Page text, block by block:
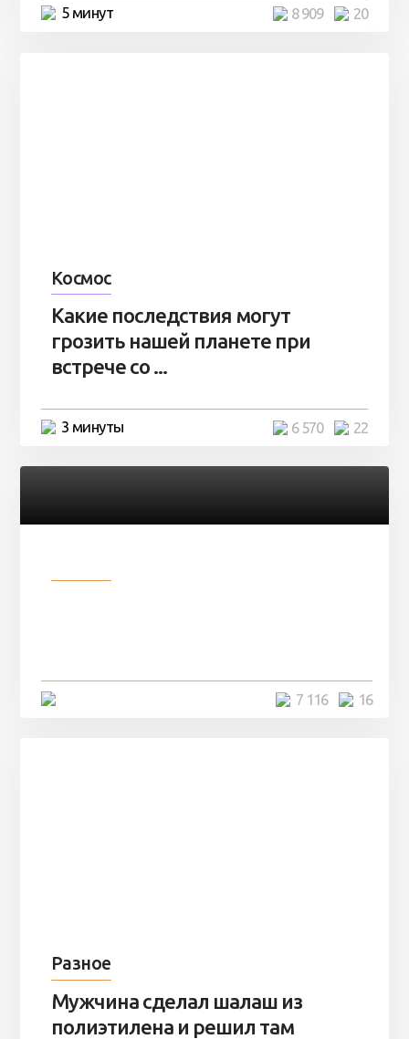
5 минут 20
8 909
Космос
Какие последствия могут
грозить нашей планете при
встрече со ...
3 минуты 22
6 570
16
7 116
Разное
Мужчина сделал шалаш из
полиэтилена и решил там